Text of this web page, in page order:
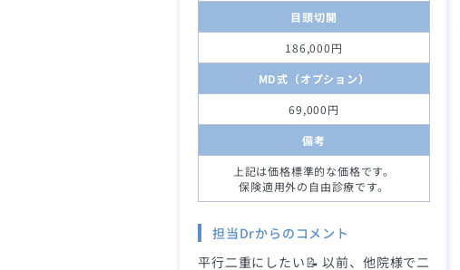
目頭切開
186,000円
MD式（オプション）
69,000円
備考
上記は価格標準的な価格です。
保険適用外の自由診療です。
担当Drからのコメント
平行二重にしたい📝 以前、他院様で二